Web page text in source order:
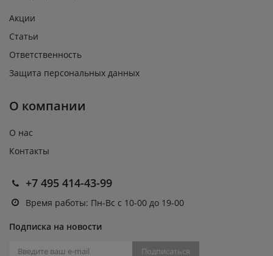
Акции
Статьи
Ответственность
Защита персональных данных
О компании
О нас
Контакты
+7 495 414-43-99
Время работы: Пн-Вс с 10-00 до 19-00
Подписка на новости
Подписаться